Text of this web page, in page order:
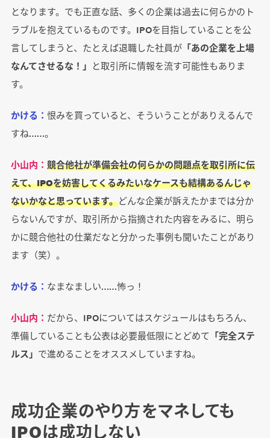
となります。でも正直な話、多くの企業は過去に何らかのト
ラブルを抱えているものです。IPOを目指していることを公
言してしまうと、たとえば退職した社員が「あの企業を上場
なんてさせるな！」 と取引所に情報を流す可能性もありま
す。
かける： 恨みを買っていると、そういうことがありえるんで
すね……。
小山内： 競合他社が準備会社の何らかの問題点を取引所に伝
えて、IPOを妨害してくるみたいなケースも結構あるんじゃ
ないかなと思っています。どんな企業が訴えたかまでは分か
らないんですが、取引所から指摘された内容をみるに、明ら
かに競合他社の仕業だなと分かった事例も聞いたことがあり
ます（笑）。
かける： なまなましい……怖っ！
小山内： だから、IPOについてはスケジュールはもちろん、
準備していることも公表は必要最低限にとどめて 「完全ステ
ルス」 で進めることをオススメしていますね。
成功企業のやり方をマネしても
IPOは成功しない